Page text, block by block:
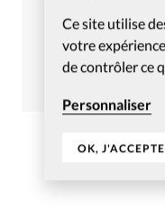
Ce site utilise
votre
de contrôler ce
Personnaliser
OK,